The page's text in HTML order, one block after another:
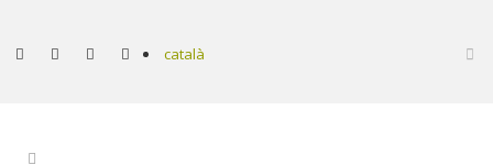
català